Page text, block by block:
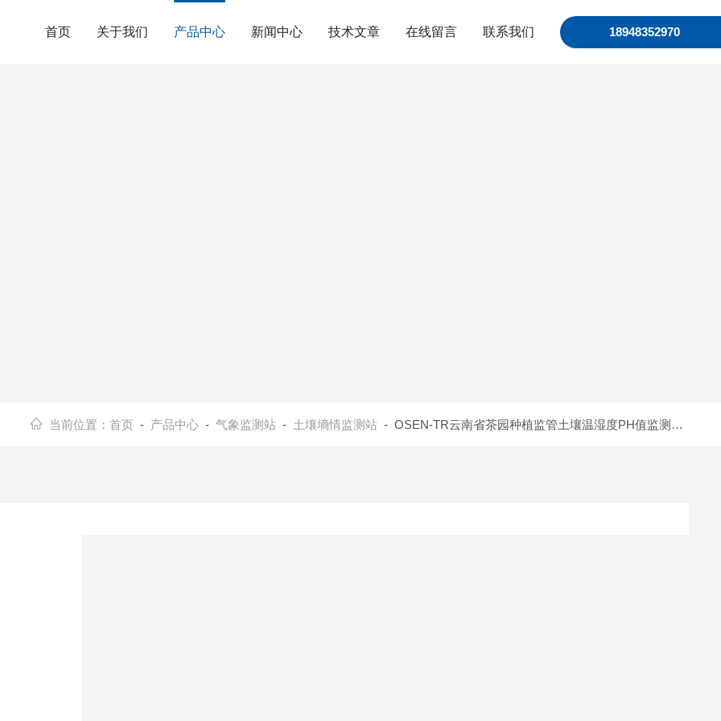
18948352970
首页 关于我们 产品中心 新闻中心 技术文章 在线留言 联系我们
当前位置： 首页 - 产品中心- 气象监测站- 土壤墒情监测站- OSEN-TR云南省茶园种植监管土壤温湿度PH值监测仪器